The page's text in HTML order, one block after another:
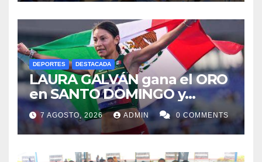
DEPORTES DESTACADA
LAURA GALVÁN gana el ORO
en SANTO DOMINGO y
dedica Medalla a sus padres
fallecidos
7 AGOSTO, 2026 ADMIN 0 COMMENTS